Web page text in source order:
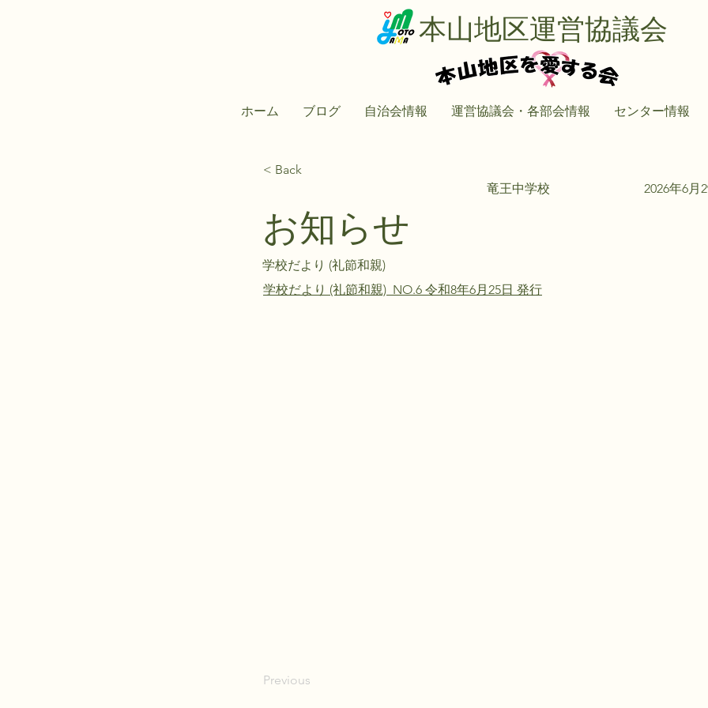
本山地区運営協議会
ホーム ブログ 自治会情報 運営協議会・各部会情報 センター情報
< Back
竜王中学校
2026年6月
お知らせ
学校だより (礼節和親)
学校だより (礼節和親) NO.6 令和8年6月25日 発行
Previous